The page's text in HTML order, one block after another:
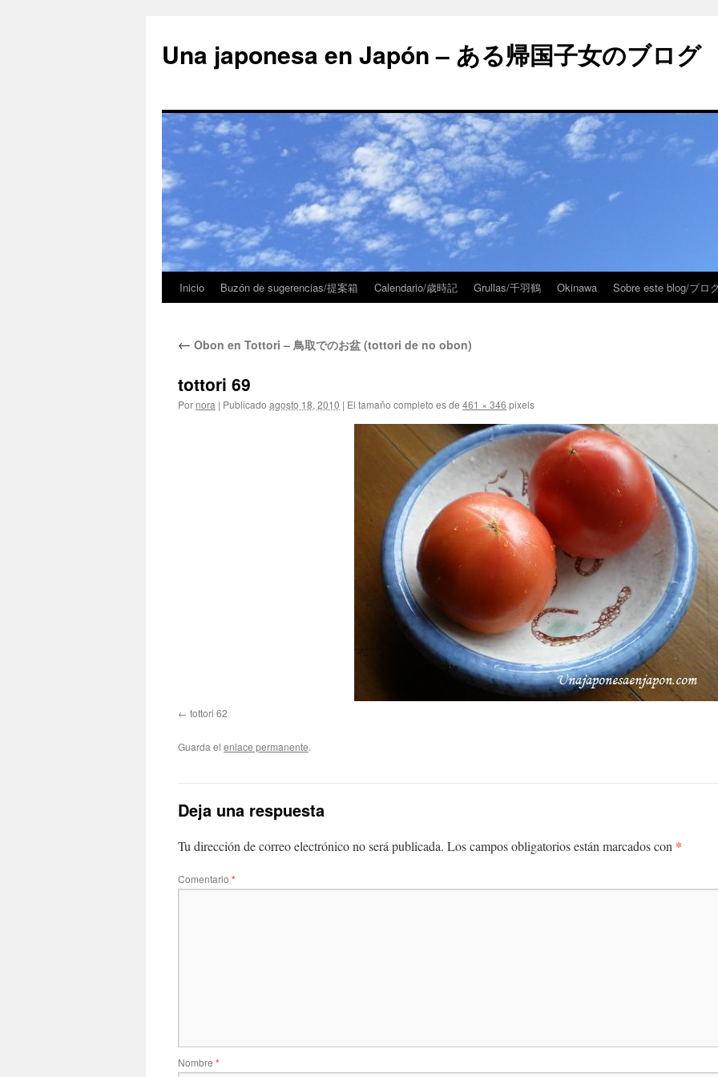
Una japonesa en Japón – ある帰国子女のブログ
Inicio Buzón de sugerencias/提案箱 Calendario/歳時記 Grullas/千羽鶴 Okinawa Sobre este blog/ブロ
← Obon en Tottori – 鳥取でのお盆 (tottori de no obon)
tottori 69
Por nora | Publicado agosto 18, 2010 | El tamaño completo es de 461 × 346 pixels
tottori 62
Guarda el enlace permanente.
Deja una respuesta
Tu dirección de correo electrónico no será publicada. Los campos obligatorios están marcados con *
Comentario *
Nombre *